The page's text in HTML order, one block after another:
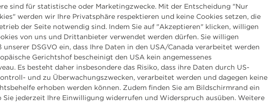
Kontakt
Wien
Niederhuber & Partner
Reisnerstraße 53, 1030 Wien
T:+43 1 513 21 24-0
F: +43 1 513 21 24-300
office@nhp.eu
sind für statistische oder Marketingzwecke. Mit der Entscheidung "Nur
werden wir Ihre Privatsphäre respektieren und keine Cookies setzen, die
der Seite notwendig sind. Indem Sie auf "Akzeptieren" klicken, willigen
von uns und Drittanbieter verwendet werden dürfen. Sie willigen
unserer DSGVO ein, dass Ihre Daten in den USA/Canada verarbeitet werden
Gerichtshof bescheinigt den USA kein angemessenes
Es besteht daher insbesondere das Risiko, dass ihre Daten durch US-
und zu Überwachungszwecken, verarbeitet werden und dagegen keine
erhoben werden können. Zudem finden Sie am Bildschirmrand ein
Sie jederzeit Ihre Einwilligung widerrufen und Widerspruch ausüben. Weitere